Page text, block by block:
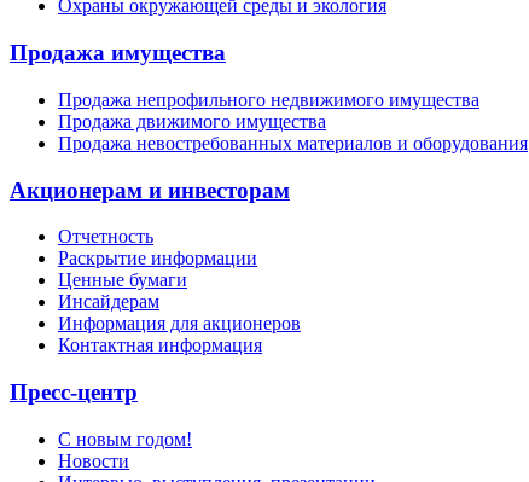
Охраны окружающей среды и экология
Продажа имущества
Продажа непрофильного недвижимого имущества
Продажа движимого имущества
Продажа невостребованных материалов и оборудования
Акционерам и инвесторам
Отчетность
Раскрытие информации
Ценные бумаги
Инсайдерам
Информация для акционеров
Контактная информация
Пресс-центр
С новым годом!
Новости